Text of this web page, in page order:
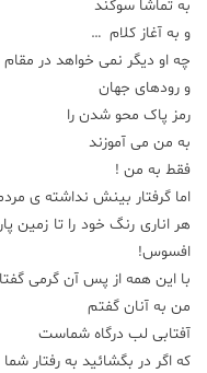
به تماشا سوگند
و به آغاز کلام …
چه او دیگر نمی خواهد در
و رودهای جهان
رمز پاک محو شدن را
به من می آموزند
فقط به من !
اما گرفتار بینش نداشته ی
هر اناری رنگ خود را تا
افسوس!
با این همه از پس آن گرمی
من به آنان گفتم
آفتابی لب درگاه شماست
که اگر در بگشائید به رفتار